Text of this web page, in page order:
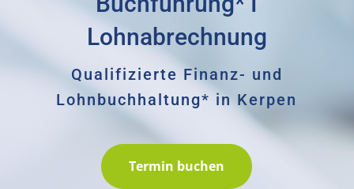
Lohnabrechnung
Qualifizierte Finanz- und
Lohnbuchhaltung* in Kerpen
Termin buchen